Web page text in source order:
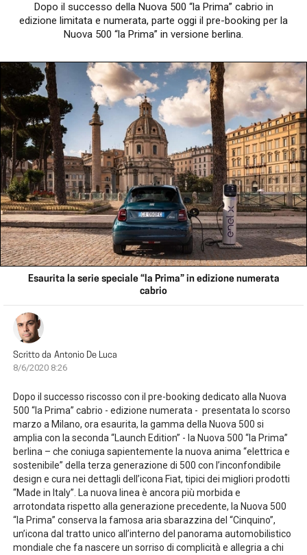
Dopo il successo della Nuova 500 “la Prima” cabrio in
edizione limitata e numerata, parte oggi il pre-booking per la
Nuova 500 “la Prima” in versione berlina.
Esaurita la serie speciale “la Prima” in edizione numerata
cabrio
Scritto da Antonio De Luca
8/6/2020 8:26
Dopo il successo riscosso con il pre-booking dedicato alla Nuova
500 “la Prima” cabrio - edizione numerata - presentata lo scorso
marzo a Milano, ora esaurita, la gamma della Nuova 500 si
amplia con la seconda “Launch Edition” - la Nuova 500 “la Prima”
berlina – che coniuga sapientemente la nuova anima “elettrica e
sostenibile” della terza generazione di 500 con l’inconfondibile
design e cura nei dettagli dell’icona Fiat, tipici dei migliori prodotti
“Made in Italy”. La nuova linea è ancora più morbida e
arrotondata rispetto alla generazione precedente, la Nuova 500
“la Prima” conserva la famosa aria sbarazzina del “Cinquino”,
un’icona dal tratto unico all’interno del panorama automobilistico
mondiale che fa nascere un sorriso di complicità e allegria a chi